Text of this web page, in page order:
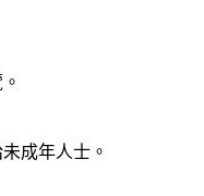
成年人士。